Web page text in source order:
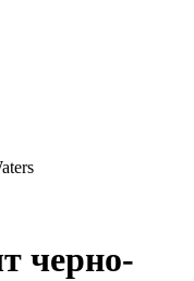
черно-